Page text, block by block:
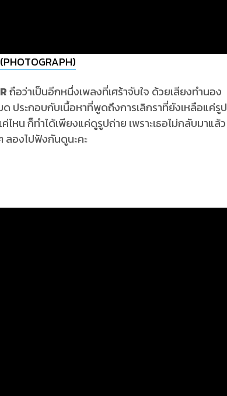
ถือว่าเป็นอีกหนึ่งเพลงที่เศร้าจับใจ ด้วยเสียงทำนอง
ประกอบกับเนื้อหาที่พูดถึงการเลิกราที่ยังเหลือแค่รูป
หน ก็ทำได้เพียงแค่ดูรูปถ่าย เพราะเธอไม่กลับมาแล้ว
ลองไปฟังกันดูนะคะ